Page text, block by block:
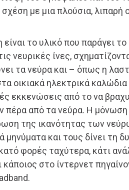
σχέση με μια πλούσια, λιπαρή
είναι το υλικό που παράγει
νευρικές ίνες,
τα νεύρα και – όπως η
οικιακά ηλεκτρικά
εκκενώσεις από το να
πέρα από τα νεύρα. Η
της ικανότητας των
μηνύματα και τους δίνει τη
φορές ταχύτερα, κάτι
κάποιος στο ίντερνετ